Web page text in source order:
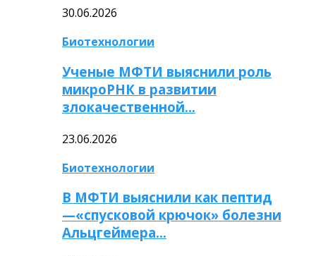
30.06.2026
Биотехнологии
Ученые МФТИ выяснили роль
микроРНК в развитии
злокачественной…
23.06.2026
Биотехнологии
В МФТИ выяснили как пептид
—«спусковой крючок» болезни
Альцгеймера…